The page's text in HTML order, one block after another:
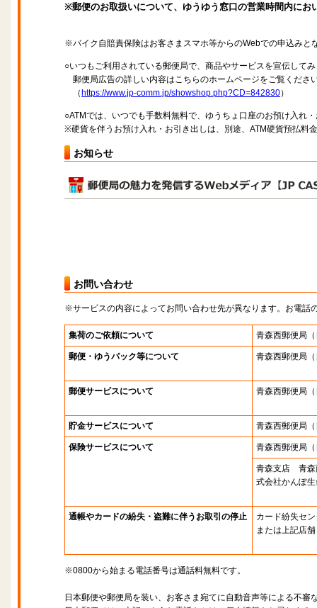
※郵便のお取扱いについて、ゆうゆう窓口の営業時間内に
※バイク自賠責保険はお客さまスマホ等からのWebでの申込みと
○いつもご利用されている郵便局で、商品やサービスを宣伝して
郵便局広告の詳しい内容はこちらのホームページをご覧くださ
（ https://www.jp-comm.jp/showshop.php?CD=842830）
○ATMでは、いつでも手数料無料で、ゆうちょ口座のお預け入れ
※硬貨を伴うお預け入れ・お引き出しは、別途、ATM硬貨預払料
お知らせ
お問い合わせ
※サービスの内容によってお問い合わせ先が異なります。お電話
集荷のご依頼について 青森西郵便局
郵便・ゆうパック等について 青森西郵便局
郵便サービスについて 青森西郵便局
貯金サービスについて 青森西郵便局
保険サービスについて 青森西郵便局
青森支店 青森
式会社かんぽ
通帳やカードの紛失・盗難に伴うお取引の停止
カード紛失セ
または上記店舗
※0800から始まる電話番号は通話料無料です。
日本郵便や郵便局を装い、お客さま宛てに自動音声等による不審